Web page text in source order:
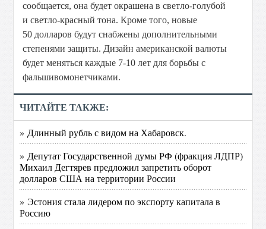
сообщается, она будет окрашена в светло-голубой
и светло-красный тона. Кроме того, новые
50 долларов будут снабжены дополнительными
степенями защиты. Дизайн американской валюты
будет меняться каждые 7-10 лет для борьбы с
фальшивомонетчиками.
ЧИТАЙТЕ ТАКЖЕ:
» Длинный рубль с видом на Хабаровск.
» Депутат Государственной думы РФ (фракция ЛДПР)
Михаил Дегтярев предложил запретить оборот
долларов США на территории России
» Эстония стала лидером по экспорту капитала в
Россию